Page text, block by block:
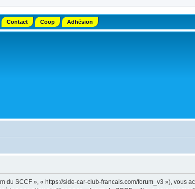
Contact Coop Adhésion
SCCF », « https://side-car-club-francais.com/forum_v3 »), vous